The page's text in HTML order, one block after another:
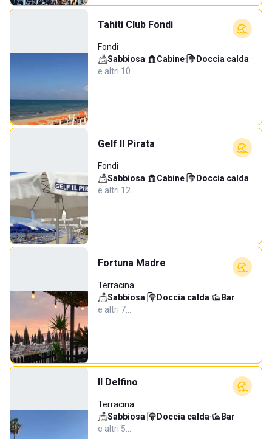
Tahiti Club Fondi
Fondi
Sabbiosa· Cabine· Doccia calda·
e altri 10…
Gelf Il Pirata
Fondi
Sabbiosa· Cabine· Doccia calda·
e altri 12…
Fortuna Madre
Terracina
Sabbiosa· Doccia calda· Bar·
e altri 7…
Il Delfino
Terracina
Sabbiosa· Doccia calda· Bar·
e altri 5…